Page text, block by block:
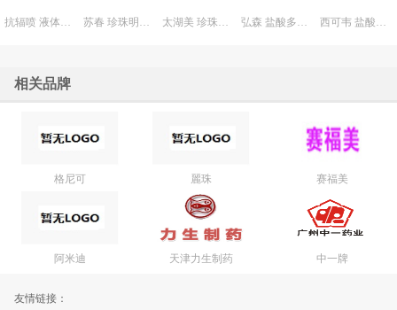
相关品牌
格尼可 麗珠 赛福美
阿米迪 天津力生制药 中一牌
友情链接：